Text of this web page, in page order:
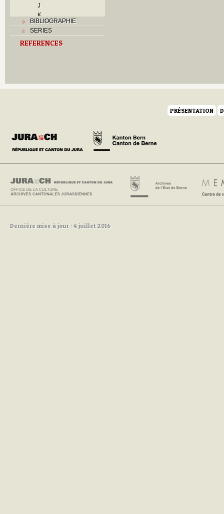
J
K
L
M
N
S
Y
Z
BIBLIOGRAPHIE
SERIES
REFERENCES
PRÉSENTATION
Dernière mise à jour : 4 juillet 2016